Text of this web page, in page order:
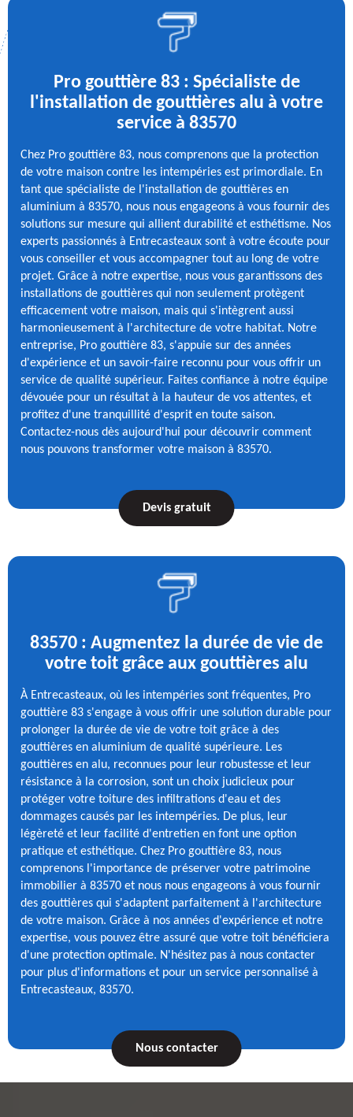
Pro gouttière 83 : Spécialiste de
l'installation de gouttières alu à votre
service à 83570
Chez Pro gouttière 83, nous comprenons que la protection
de votre maison contre les intempéries est primordiale. En
tant que spécialiste de l'installation de gouttières en
aluminium à 83570, nous nous engageons à vous fournir des
solutions sur mesure qui allient durabilité et esthétisme. Nos
experts passionnés à Entrecasteaux sont à votre écoute pour
vous conseiller et vous accompagner tout au long de votre
projet. Grâce à notre expertise, nous vous garantissons des
installations de gouttières qui non seulement protègent
efficacement votre maison, mais qui s'intègrent aussi
harmonieusement à l'architecture de votre habitat. Notre
entreprise, Pro gouttière 83, s'appuie sur des années
d'expérience et un savoir-faire reconnu pour vous offrir un
service de qualité supérieur. Faites confiance à notre équipe
dévouée pour un résultat à la hauteur de vos attentes, et
profitez d'une tranquillité d'esprit en toute saison.
Contactez-nous dès aujourd'hui pour découvrir comment
nous pouvons transformer votre maison à 83570.
Devis gratuit
83570 : Augmentez la durée de vie de
votre toit grâce aux gouttières alu
À Entrecasteaux, où les intempéries sont fréquentes, Pro
gouttière 83 s'engage à vous offrir une solution durable pour
prolonger la durée de vie de votre toit grâce à des
gouttières en aluminium de qualité supérieure. Les
gouttières en alu, reconnues pour leur robustesse et leur
résistance à la corrosion, sont un choix judicieux pour
protéger votre toiture des infiltrations d'eau et des
dommages causés par les intempéries. De plus, leur
légèreté et leur facilité d'entretien en font une option
pratique et esthétique. Chez Pro gouttière 83, nous
comprenons l'importance de préserver votre patrimoine
immobilier à 83570 et nous nous engageons à vous fournir
des gouttières qui s'adaptent parfaitement à l'architecture
de votre maison. Grâce à nos années d'expérience et notre
expertise, vous pouvez être assuré que votre toit bénéficiera
d'une protection optimale. N'hésitez pas à nous contacter
pour plus d'informations et pour un service personnalisé à
Entrecasteaux, 83570.
Nous contacter